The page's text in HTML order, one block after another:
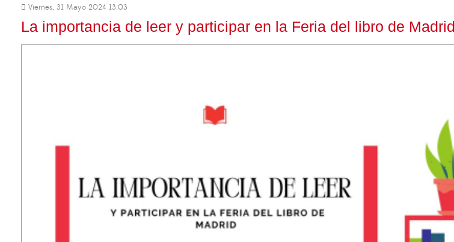
Viernes, 31 Mayo 2024 13:03
La importancia de leer y participar en la Feria del libro de